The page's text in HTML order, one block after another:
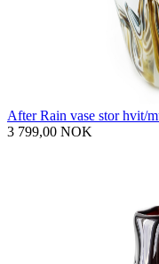
After Rain vase stor hvit/
3 799,00 NOK